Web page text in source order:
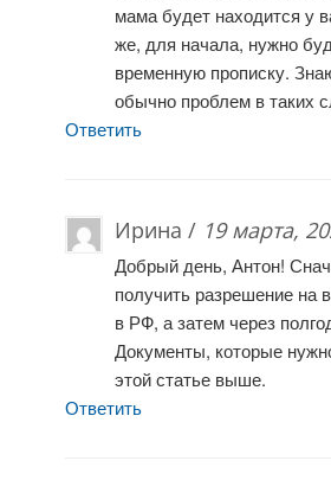
мама будет находится у
же, для начала, нужно
временную прописку.
обычно проблем в таких
Ответить
Ирина / 19 марта,
Добрый день, Антон!
получить разрешение на
в РФ, а затем через
Документы, которые
этой статье выше.
Ответить